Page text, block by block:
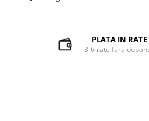
PLATA IN RATE
3-6 rate fara